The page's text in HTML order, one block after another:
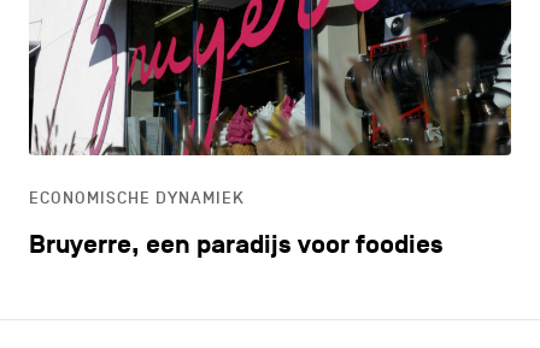
ECONOMISCHE DYNAMIEK
Bruyerre, een paradijs voor foodies